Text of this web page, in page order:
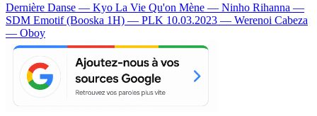
Dernière Danse — Kyo La Vie Qu'on Mène — Ninho Rihanna —
SDM Emotif (Booska 1H) — PLK 10.03.2023 — Werenoi Cabeza
— Oboy